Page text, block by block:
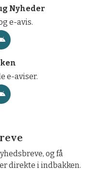
Nyheder
e-avis.
e-aviser.
og få
direkte i indbakken.